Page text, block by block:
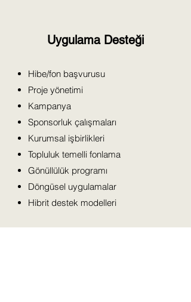
Uygulama Desteği
Hibe/fon başvurusu
Proje yönetimi
Kampanya
Sponsorluk çalışmaları
Kurumsal işbirlikleri
Topluluk temelli fonlama
Gönüllülük programı
Döngüsel uygulamalar
Hibrit destek modelleri